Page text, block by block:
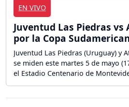
EN VIVO
Juventud Las Piedras
por la Copa
Juventud Las Piedras (Uruguay) y
se miden este martes 5 de mayo
el Estadio Centenario de
grupos de la CONMEBOL